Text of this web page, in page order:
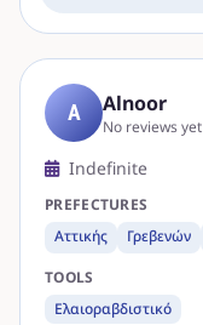
A Alnoor
No reviews yet
Indefinite
PREFECTURES
Αττικής
Γρεβενών
TOOLS
Ελαιοραβδιστικό